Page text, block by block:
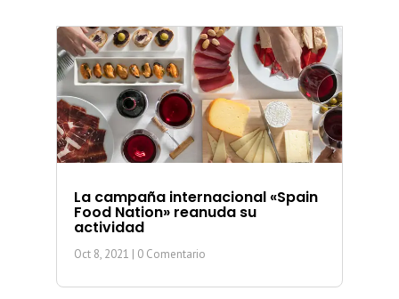
La campaña internacional «Spain
Food Nation» reanuda su
actividad
Oct 8, 2021 | 0 Comentario